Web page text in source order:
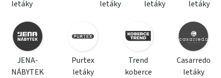
letáky
letáky
letáky
letáky
JENA-
NÁBYTEK
Purtex
letáky
Trend
koberce
Casarredo
letáky